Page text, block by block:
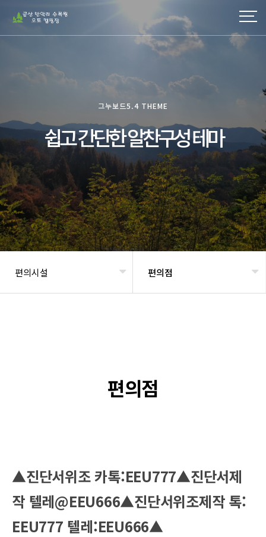
그누보드5.4 THEME
쉽고 간단한 알찬구성 테마
편의시설 편의점
편의점
▲진단서위조 카톡:EEU777▲진단서제
작 텔레@EEU666▲진단서위조제작 톡:
EEU777 텔레:EEU666▲